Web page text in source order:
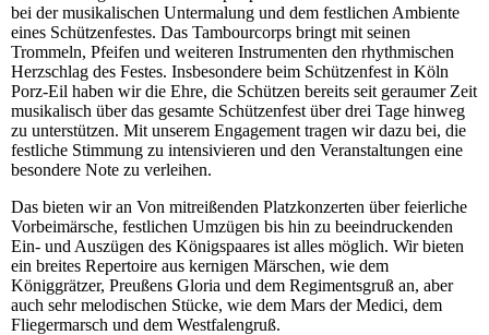
bei der musikalischen Untermalung und dem festlichen Ambiente
eines Schützenfestes. Das Tambourcorps bringt mit seinen
Trommeln, Pfeifen und weiteren Instrumenten den rhythmischen
Herzschlag des Festes. Insbesondere beim Schützenfest in Köln
Porz-Eil haben wir die Ehre, die Schützen bereits seit geraumer Zeit
musikalisch über das gesamte Schützenfest über drei Tage hinweg
zu unterstützen. Mit unserem Engagement tragen wir dazu bei, die
festliche Stimmung zu intensivieren und den Veranstaltungen eine
besondere Note zu verleihen.
Das bieten wir an Von mitreißenden Platzkonzerten über feierliche
Vorbeimärsche, festlichen Umzügen bis hin zu beeindruckenden
Ein- und Auszügen des Königspaares ist alles möglich. Wir bieten
ein breites Repertoire aus kernigen Märschen, wie dem
Königgrätzer, Preußens Gloria und dem Regimentsgruß an, aber
auch sehr melodischen Stücke, wie dem Mars der Medici, dem
Fliegermarsch und dem Westfalengruß.